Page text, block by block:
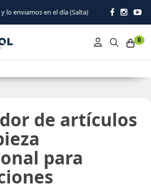
en el día (Salta)
0
de artículos
para